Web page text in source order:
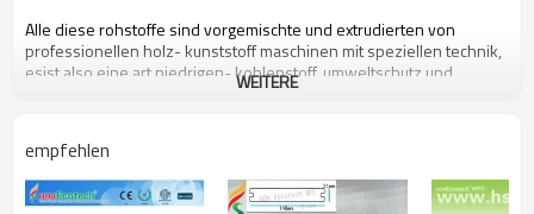
Alle diese rohstoffe sind vorgemischte und extrudierten von
professionellen holz- kunststoff maschinen mit speziellen technik,
esist also eine art niedrigen- kohlenstoff, umweltschutz und
menschen zugute kommen können hohecotech metropolitan wpc
composite stock
durch folgende eigenschaften
WEITERE
empfehlen